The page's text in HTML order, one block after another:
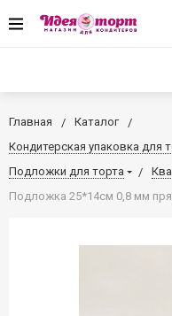
Главная
Каталог
Кондитерская упаковка для
Подложки для торта
Подложка 25*14см 0,8 мм